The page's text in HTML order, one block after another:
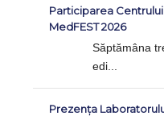
Participarea
MedFEST 2026
Săptămâna
edi...
Prezența